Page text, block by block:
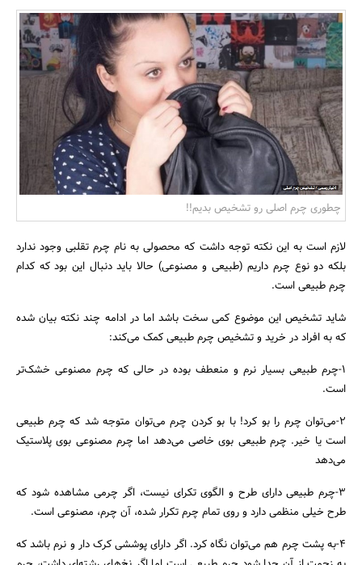
بانک، بیمه و سرمایه
مسکن و ساختمان
جستجو
چطوری چرم اصلی رو تشخیص بدیم!!
لازم است به این نکته توجه داشت که محصولی به نام چرم تقلبی وجود ندارد
بلکه دو نوع چرم داریم (طبیعی و مصنوعی) حالا باید دنبال این بود که کدام
چرم طبیعی است.
شاید تشخیص این موضوع کمی سخت باشد اما در ادامه چند نکته بیان شده
که به افراد در خرید و تشخیص چرم طبیعی کمک می‌کند:
۱-چرم طبیعی بسیار نرم و منعطف بوده در حالی که چرم مصنوعی خشک‌تر
است.
۲-می‌توان چرم را بو کرد! با بو کردن چرم می‌توان متوجه شد که چرم طبیعی
است یا خیر. چرم طبیعی بوی خاصی می‌دهد اما چرم مصنوعی بوی پلاستیک
می‌دهد
۳-چرم طبیعی دارای طرح و الگوی تکرای نیست، اگر چرمی مشاهده شود که
طرح خیلی منظمی دارد و روی تمام چرم تکرار شده، آن چرم، مصنوعی است.
۴-به پشت چرم هم می‌توان نگاه کرد. اگر دارای پوششی کرک دار و نرم باشد که